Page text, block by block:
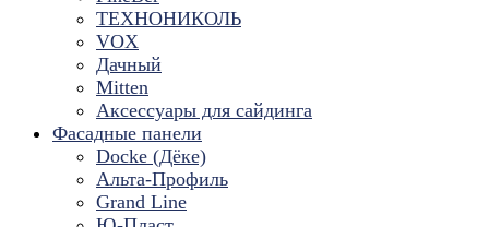
ТЕХНОНИКОЛЬ
VOX
Дачный
Mitten
Аксессуары для сайдинга
Фасадные панели
Docke (Дёке)
Альта-Профиль
Grand Line